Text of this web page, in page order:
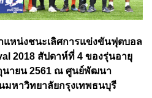
แหน่งชนะเลิศการแข่งขันฟุตบอล
2018 สัปดาห์ที่ 4 ของรุ่นอายุ
นายน 2561 ณ ศูนย์พัฒนา
หาวิทยาลัยกรุงเทพธนบุรี